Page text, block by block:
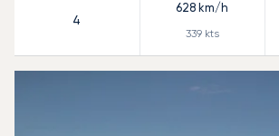
4
628 km/h
339kts